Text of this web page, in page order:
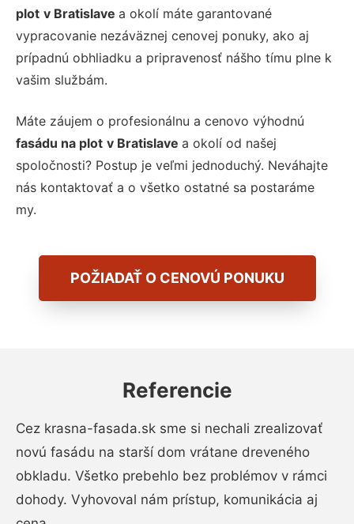
plot v Bratislave a okolí máte garantované
vypracovanie nezáväznej cenovej ponuky, ako aj
prípadnú obhliadku a pripravenosť nášho tímu plne k
vašim službám.
Máte záujem o profesionálnu a cenovo výhodnú
fasádu na plot v Bratislave a okolí od našej
spoločnosti? Postup je veľmi jednoduchý. Neváhajte
nás kontaktovať a o všetko ostatné sa postaráme
my.
POŽIADAŤ O CENOVÚ PONUKU
Referencie
Cez krasna-fasada.sk sme si nechali zrealizovať
novú fasádu na starší dom vrátane dreveného
obkladu. Všetko prebehlo bez problémov v rámci
dohody. Vyhovoval nám prístup, komunikácia aj